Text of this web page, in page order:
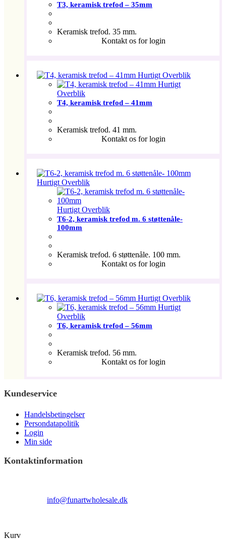
T3, keramisk trefod – 35mm
Keramisk trefod. 35 mm.
Kontakt os for login
Hurtigt Overblik
Hurtigt
Overblik
T4, keramisk trefod – 41mm
Keramisk trefod. 41 mm.
Kontakt os for login
Hurtigt Overblik
Hurtigt Overblik
T6-2, keramisk trefod m. 6 støttenåle-
100mm
Keramisk trefod. 6 støttenåle. 100 mm.
Kontakt os for login
Hurtigt Overblik
Hurtigt
Overblik
T6, keramisk trefod – 56mm
Keramisk trefod. 56 mm.
Kontakt os for login
Kundeservice
Handelsbetingelser
Persondatapolitik
Login
Min side
Kontaktinformation
info@funartwholesale.dk
Kurv